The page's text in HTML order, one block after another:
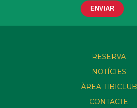
RESERVA
NOTÍCIES
ÀREA TIBICLUB
CONTACTE